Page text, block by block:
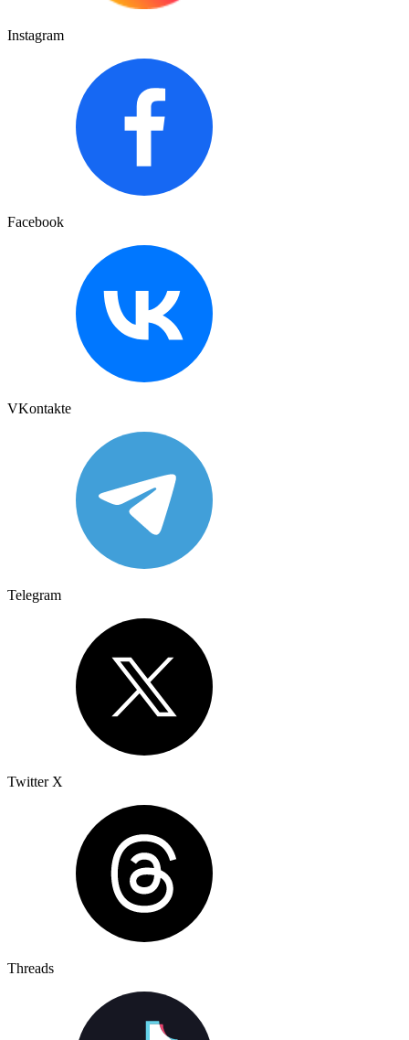
Instagram
Facebook
VKontakte
Telegram
Twitter X
Threads